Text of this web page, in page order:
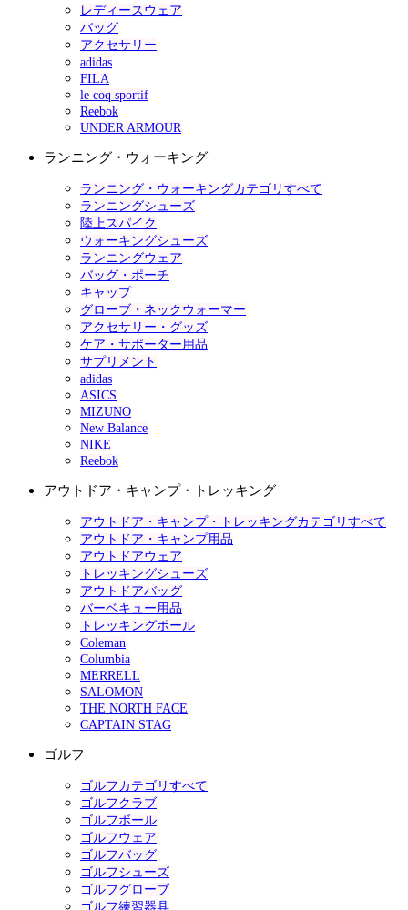
レディースウェア
バッグ
アクセサリー
adidas
FILA
le coq sportif
Reebok
UNDER ARMOUR
ランニング・ウォーキング
ランニング・ウォーキングカテゴリすべて
ランニングシューズ
陸上スパイク
ウォーキングシューズ
ランニングウェア
バッグ・ポーチ
キャップ
グローブ・ネックウォーマー
アクセサリー・グッズ
ケア・サポーター用品
サプリメント
adidas
ASICS
MIZUNO
New Balance
NIKE
Reebok
アウトドア・キャンプ・トレッキング
アウトドア・キャンプ・トレッキングカテゴリすべて
アウトドア・キャンプ用品
アウトドアウェア
トレッキングシューズ
アウトドアバッグ
バーベキュー用品
トレッキングポール
Coleman
Columbia
MERRELL
SALOMON
THE NORTH FACE
CAPTAIN STAG
ゴルフ
ゴルフカテゴリすべて
ゴルフクラブ
ゴルフボール
ゴルフウェア
ゴルフバッグ
ゴルフシューズ
ゴルフグローブ
ゴルフ練習器具